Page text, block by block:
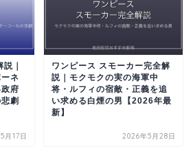
｜
ネ
府
劇
月17日
ワンピース スモーカー完全解
説｜モクモクの実の海軍中
将・ルフィの宿敵・正義を追
い求める白煙の男【2026年最
新】
2026年5月28日